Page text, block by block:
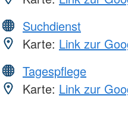
Suchdienst
Karte: Link zur
Tagespflege
Karte: Link zur